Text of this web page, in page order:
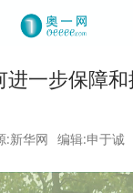
一步保障和
:新华网 编辑:申于诚